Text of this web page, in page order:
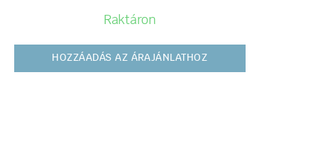
Raktáron
HOZZÁADÁS AZ ÁRAJÁNLATHOZ